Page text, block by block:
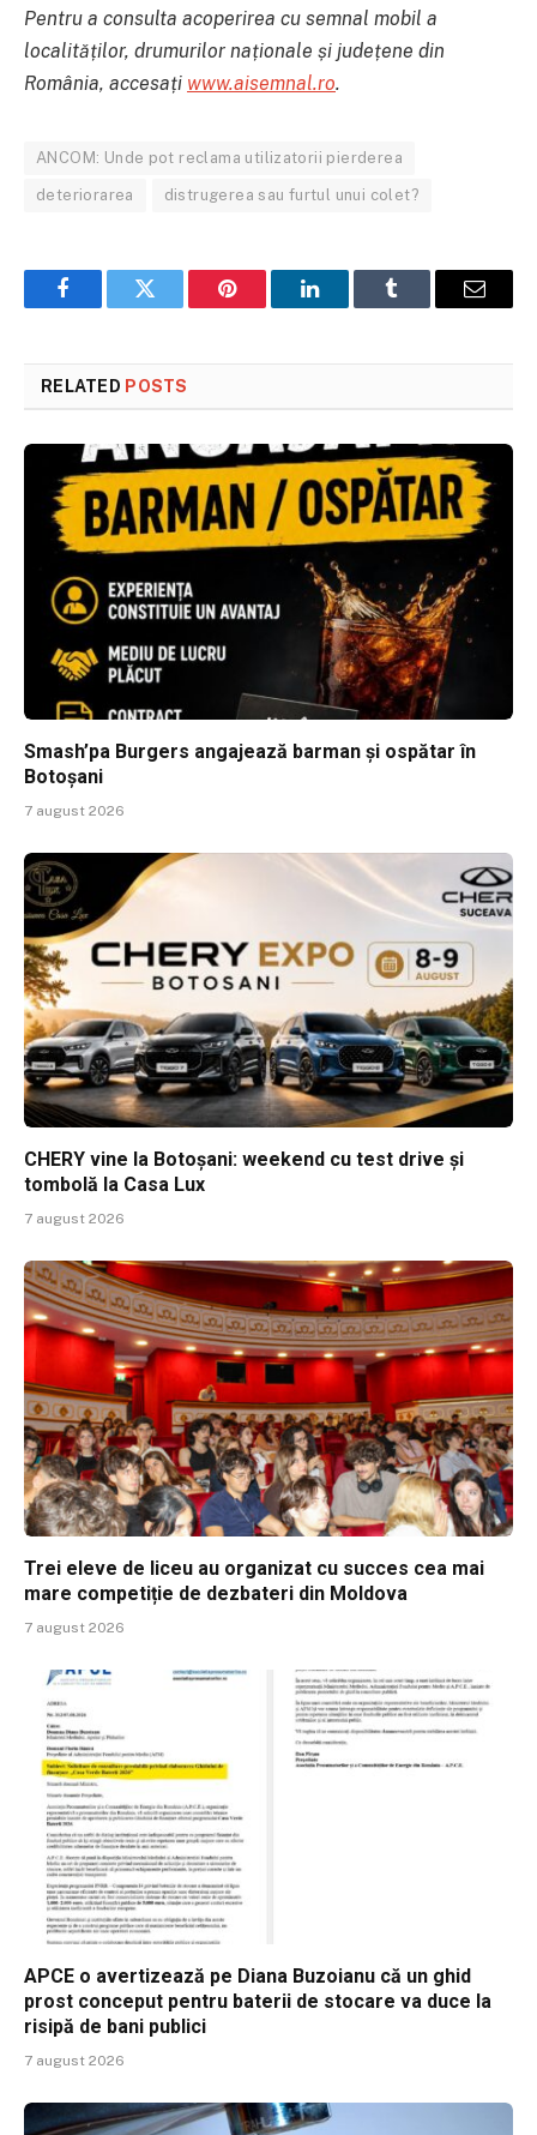
Pentru a consulta acoperirea cu semnal mobil a
localităților, drumurilor naționale și județene din
România, accesați www.aisemnal.ro.
ANCOM: Unde pot reclama utilizatorii pierderea
deteriorarea distrugerea sau furtul unui colet?
FacebookTwitter Pinterest LinkedInTumblr Email
RELATED POSTS
Smash’pa Burgers angajează barman și ospătar în
Botoșani
7 august 2026
CHERY vine la Botoșani: weekend cu test drive și
tombolă la Casa Lux
7 august 2026
Trei eleve de liceu au organizat cu succes cea mai
mare competiție de dezbateri din Moldova
7 august 2026
APCE o avertizează pe Diana Buzoianu că un ghid
prost conceput pentru baterii de stocare va duce la
risipă de bani publici
7 august 2026